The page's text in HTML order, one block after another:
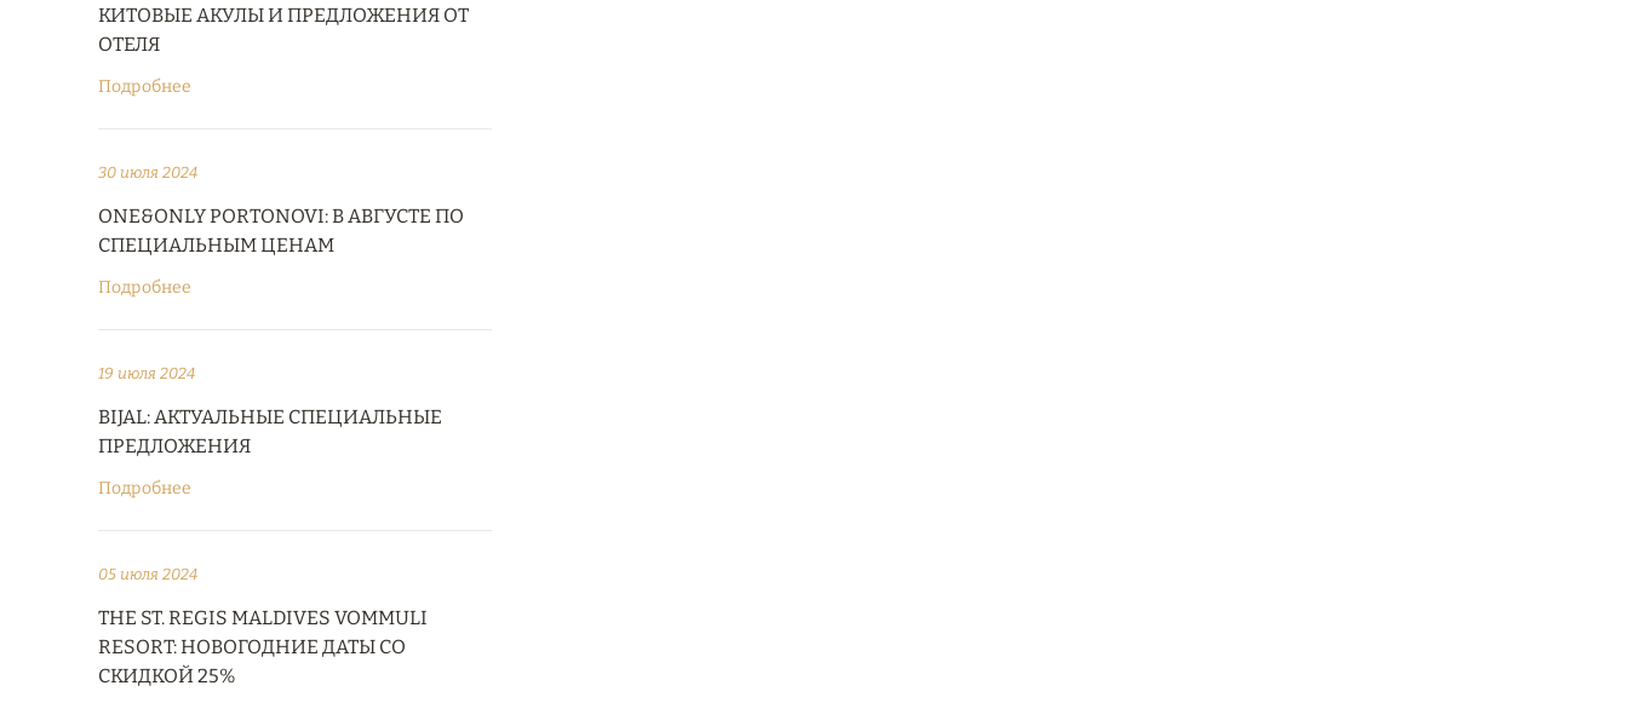
КИТОВЫЕ АКУЛЫ И ПРЕДЛОЖЕНИЯ ОТ
ОТЕЛЯ
Подробнее
30 июля 2024
ONE&ONLY PORTONOVI: В АВГУСТЕ ПО
СПЕЦИАЛЬНЫМ ЦЕНАМ
Подробнее
19 июля 2024
BIJAL: АКТУАЛЬНЫЕ СПЕЦИАЛЬНЫЕ
ПРЕДЛОЖЕНИЯ
Подробнее
05 июля 2024
THE ST. REGIS MALDIVES VOMMULI
RESORT: НОВОГОДНИЕ ДАТЫ СО
СКИДКОЙ 25%